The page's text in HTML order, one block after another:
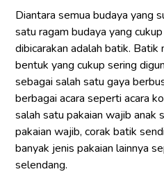
Diantara semua budaya yang
satu ragam budaya yang
dibicarakan adalah batik. Batik
bentuk yang cukup sering
sebagai salah satu gaya
berbagai acara seperti acara
salah satu pakaian wajib anak
pakaian wajib, corak batik
banyak jenis pakaian lainnya
selendang.